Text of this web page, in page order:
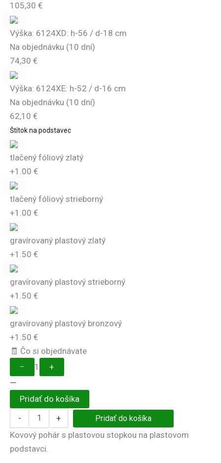
105,30 €
Výška: 6124XD: h-56 / d-18 cm
Na objednávku (10 dní)
74,30 €
Výška: 6124XE: h-52 / d-16 cm
Na objednávku (10 dní)
62,10 €
Štítok na podstavec
tlačený fóliový zlatý
+1.00 €
tlačený fóliový strieborný
+1.00 €
gravírovaný plastový zlatý
+1.50 €
gravírovaný plastový strieborný
+1.50 €
gravírovaný plastový bronzový
+1.50 €
🧾 Čo si objednávate
−
1
+
—
Pridať do košíka
-
pohár
s
+ Pridať do košíka
Kovový pohár s plastovou stopkou na plastovom
podstavci.